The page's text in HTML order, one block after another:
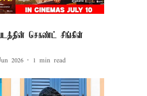
செகண்ட் சிங்கிள்
2026 1 min read